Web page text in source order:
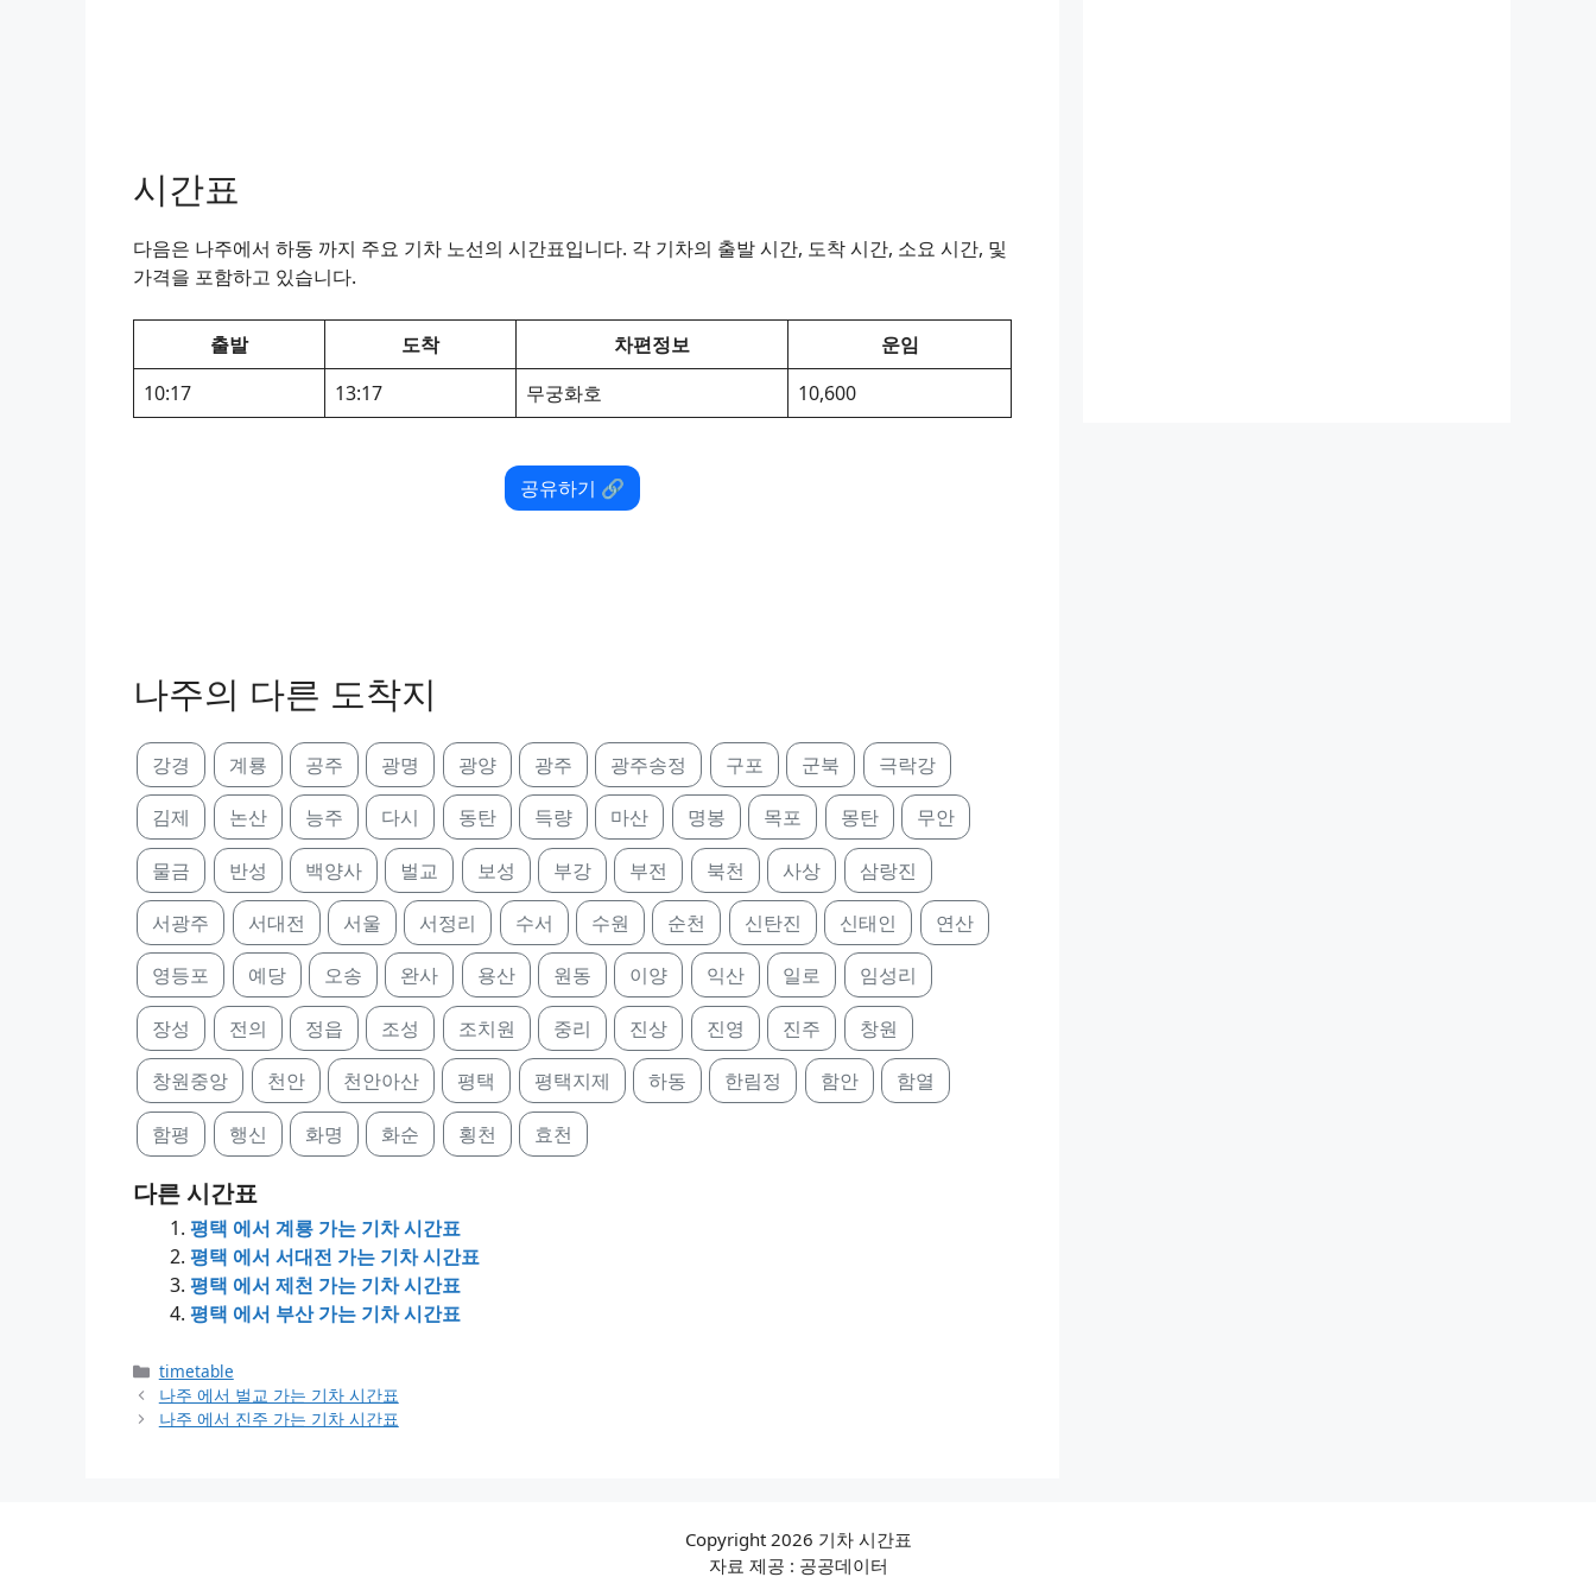
시간표
다음은 나주에서 하동 까지 주요 기차 노선의 시간표입니다. 각 기차의 출발 시간, 도착 시간, 소요 시간, 및
가격을 포함하고 있습니다.
출발 도착 차편정보
운임
10:17
13:17 무궁화호 10,600
공유하기 🔗
나주의 다른 도착지
강경 계룡 공주 광명 광양 광주 광주송정 구포 군북 극락강
김제 논산 능주 다시 동탄 득량 마산 명봉 목포 몽탄 무안
물금 반성 백양사 벌교 보성 부강 부전 북천 사상 삼랑진
서광주 서대전 서울 서정리 수서 수원 순천 신탄진 신태인 연산
영등포 예당 오송 완사 용산 원동 이양 익산 일로 임성리
장성 전의 정읍 조성 조치원 중리 진상 진영 진주 창원
창원중앙 천안 천안아산 평택 평택지제 하동 한림정 함안 함열
함평 행신 화명 화순 횡천 효천
다른 시간표
평택 에서 계룡 가는 기차 시간표
평택 에서 서대전 가는 기차 시간표
평택 에서 제천 가는 기차 시간표
평택 에서 부산 가는 기차 시간표
Categories
timetable
나주 에서 벌교 가는 기차 시간표
나주 에서 진주 가는 기차 시간표
Copyright 2026 기차 시간표
자료 제공 : 공공데이터